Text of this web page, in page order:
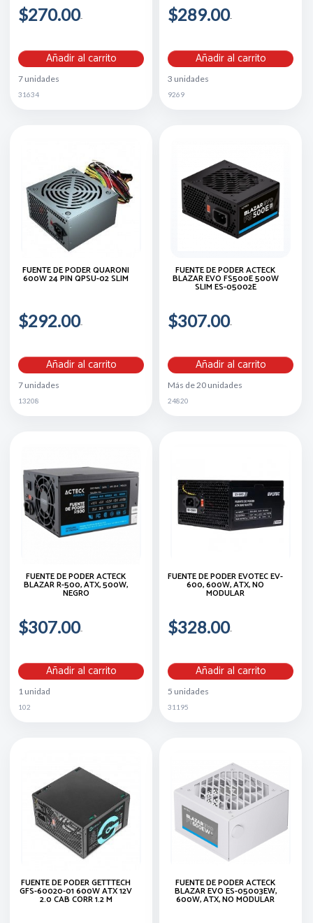
$270.00
Añadir al carrito
7 unidades
31634
$289.00
Añadir al carrito
3 unidades
9269
FUENTE DE PODER QUARONI
600W 24 PIN QPSU-02 SLIM
$292.00
Añadir al carrito
7 unidades
13208
FUENTE DE PODER ACTECK
BLAZAR EVO FS500E 500W
SLIM ES-05002E
$307.00
Añadir al carrito
Más de 20 unidades
24820
FUENTE DE PODER ACTECK
BLAZAR R-500, ATX, 500W,
NEGRO
$307.00
Añadir al carrito
1 unidad
102
FUENTE DE PODER EVOTEC EV-
600, 600W, ATX, NO
MODULAR
$328.00
Añadir al carrito
5 unidades
31195
FUENTE DE PODER GETTTECH
GFS-60020-01 600W ATX 12V
2.0 CAB CORR 1.2 M
FUENTE DE PODER ACTECK
BLAZAR EVO ES-05003EW,
600W, ATX, NO MODULAR